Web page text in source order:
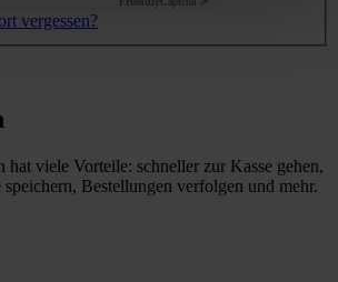
vergessen?
hat viele Vorteile: schneller zur Kasse gehen,
speichern, Bestellungen verfolgen und mehr.